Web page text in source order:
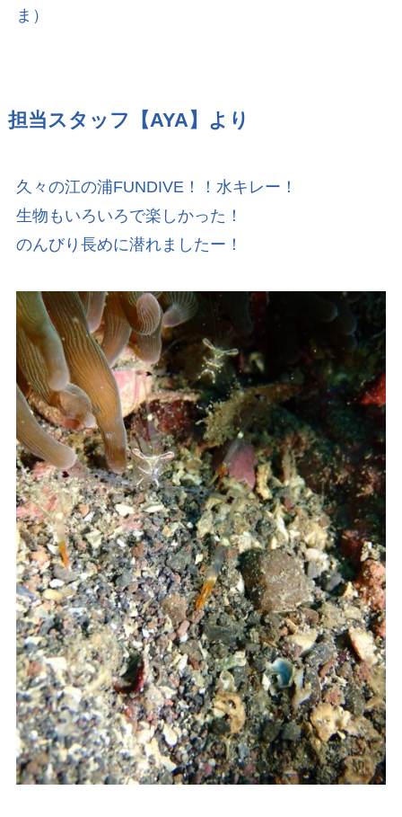
ま）
担当スタッフ【AYA 】より
久々の江の浦FUNDIVE！！水キレー！
生物もいろいろで楽しかった！
のんびり長めに潜れましたー！